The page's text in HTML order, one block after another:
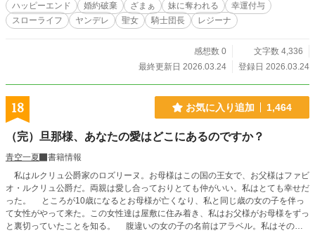
ハッピーエンド 婚約破棄 ざまぁ 妹に奪われる
幸運付与
スローライフ
ヤンデレ 聖女 騎士団長 レジーナ
感想数 0
文字数 4,336
最終更新日 2026.03.24
登録日 2026.03.24
18 お気に入り追加 1,464
（完）旦那様、あなたの愛はどこにあるのですか？
青空一夏
書籍情報
私はルクリュ公爵家のロズリーヌ。お母様はこの国の王女で、お父様はファビ
オ・ルクリュ公爵だ。両親は愛し合っておりとても仲がいい。私はとても幸せだ
った。 ところが10歳になるとお母様が亡くなり、私と同じ歳の女の子を伴っ
て女性がやって来た。この女性達は屋敷に住み着き、私はお父様がお母様をずっ
と裏切っていたことを知る。 腹違いの女の子の名前はアラベル。私はその